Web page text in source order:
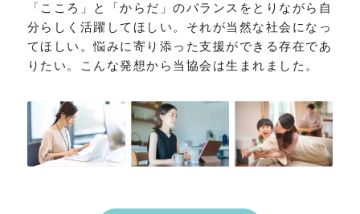
「こころ」と「からだ」のバランスをとりながら自
分らしく活躍してほしい。それが当然な社会になっ
てほしい。悩みに寄り添った支援ができる存在であ
りたい。こんな発想から当協会は生まれました。